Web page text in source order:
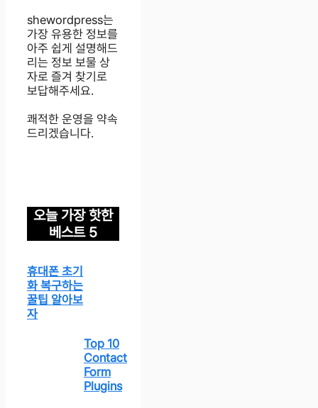
shewordpress는
가장 유용한 정보를
아주 쉽게 설명해드
리는 정보 보물 상
자로 즐겨 찾기로
보답해주세요.
쾌적한 운영을 약속
드리겠습니다.
오늘 가장 핫한
베스트 5
휴대폰 초기
화 복구하는
꿀팁 알아보
자
Top 10
Contact
Form
Plugins